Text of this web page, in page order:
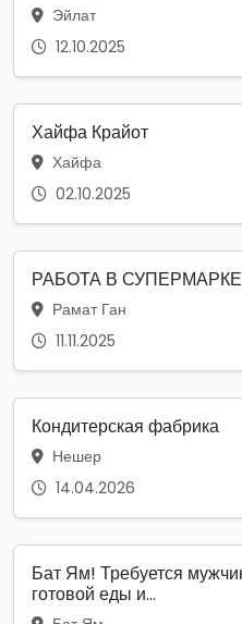
Эйлат
12.10.2025
Хайфа Крайот
Хайфа
02.10.2025
РАБОТА В
Рамат Ган
11.11.2025
Кондитерская фабрика
Нешер
14.04.2026
Бат Ям! Требуется
готовой еды и...